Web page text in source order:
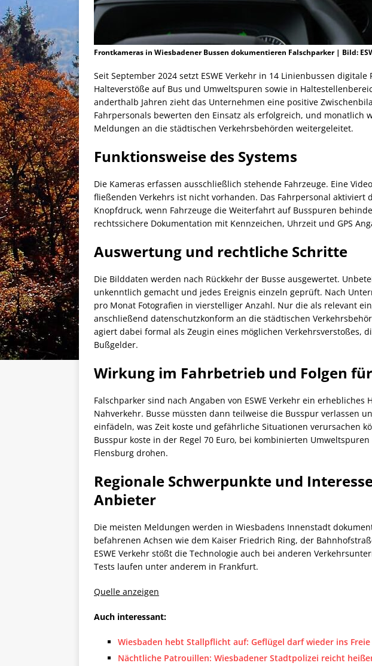
Frontkameras in Wiesbadener Bussen dokumentieren Falschparker | Bild:
Seit September 2024 setzt ESWE Verkehr in 14 Linienbussen
Halteverstöße auf Bus und Umweltspuren sowie in
anderthalb Jahren zieht das Unternehmen eine positive
Fahrpersonals bewerten den Einsatz als erfolgreich, und monatlich
Meldungen an die städtischen Verkehrsbehörden weitergeleitet.
Funktionsweise des Systems
Die Kameras erfassen ausschließlich stehende Fahrzeuge. Eine
fließenden Verkehrs ist nicht vorhanden. Das Fahrpersonal aktiviert
Knopfdruck, wenn Fahrzeuge die Weiterfahrt auf Busspuren
rechtssichere Dokumentation mit Kennzeichen, Uhrzeit und GPS
Auswertung und rechtliche Schritte
Die Bilddaten werden nach Rückkehr der Busse ausgewertet.
unkenntlich gemacht und jedes Ereignis einzeln geprüft. Nach
pro Monat Fotografien in vierstelliger Anzahl. Nur die als relevant
anschließend datenschutzkonform an die städtischen
agiert dabei formal als Zeugin eines möglichen Verkehrsverstoßes,
Bußgelder.
Wirkung im Fahrbetrieb und Folgen
Falschparker sind nach Angaben von ESWE Verkehr ein
Nahverkehr. Busse müssten dann teilweise die Busspur verlassen
einfädeln, was Zeit koste und gefährliche Situationen verursachen
Busspur koste in der Regel 70 Euro, bei kombinierten
Flensburg drohen.
Regionale Schwerpunkte und
Anbieter
Die meisten Meldungen werden in Wiesbadens Innenstadt
befahrenen Achsen wie dem Kaiser Friedrich Ring, der
ESWE Verkehr stößt die Technologie auch bei anderen
Tests laufen unter anderem in Frankfurt.
Quelle anzeigen
Auch interessant:
Wiesbaden hebt Stallpflicht auf: Geflügel darf wieder ins Freie
Nächtliche Patrouillen: Wiesbadener Stadtpolizei reicht